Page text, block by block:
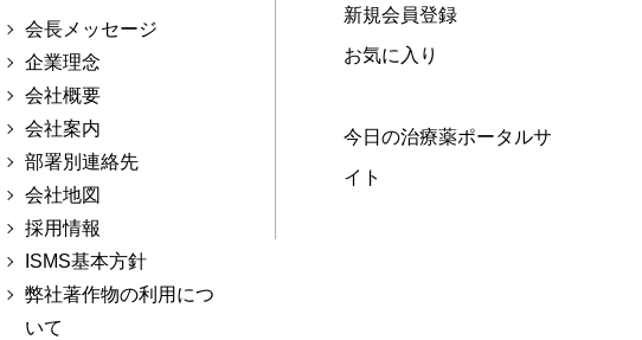
会長メッセージ
企業理念
会社概要
会社案内
部署別連絡先
会社地図
採用情報
ISMS基本方針
弊社著作物の利用につ
いて
新規会員登録
お気に入り
今日の治療薬ポータルサ
イト